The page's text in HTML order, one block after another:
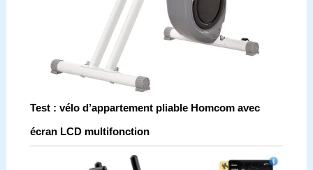
Test : vélo d’appartement pliable Homcom avec
écran LCD multifonction